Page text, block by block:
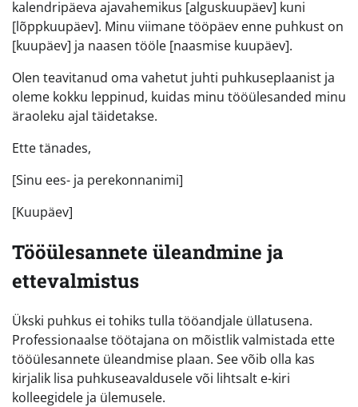
kalendripäeva ajavahemikus [alguskuupäev] kuni
[lõppkuupäev]. Minu viimane tööpäev enne puhkust on
[kuupäev] ja naasen tööle [naasmise kuupäev].
Olen teavitanud oma vahetut juhti puhkuseplaanist ja
oleme kokku leppinud, kuidas minu tööülesanded minu
äraoleku ajal täidetakse.
Ette tänades,
[Sinu ees- ja perekonnanimi]
[Kuupäev]
Tööülesannete üleandmine ja
ettevalmistus
Ükski puhkus ei tohiks tulla tööandjale üllatusena.
Professionaalse töötajana on mõistlik valmistada ette
tööülesannete üleandmise plaan. See võib olla kas
kirjalik lisa puhkuseavaldusele või lihtsalt e-kiri
kolleegidele ja ülemusele.